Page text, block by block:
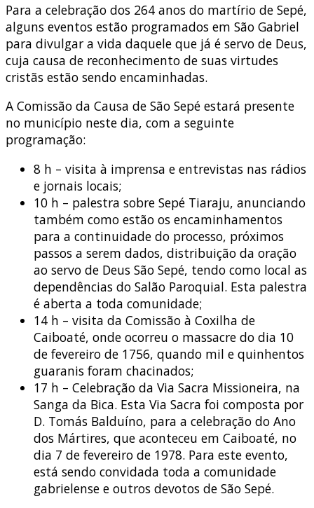
Para a celebração dos 264 anos do martírio de Sepé,
alguns eventos estão programados em São Gabriel
para divulgar a vida daquele que já é servo de Deus,
cuja causa de reconhecimento de suas virtudes
cristãs estão sendo encaminhadas.
A Comissão da Causa de São Sepé estará presente
no município neste dia, com a seguinte
programação:
8 h – visita à imprensa e entrevistas nas rádios
e jornais locais;
10 h – palestra sobre Sepé Tiaraju, anunciando
também como estão os encaminhamentos
para a continuidade do processo, próximos
passos a serem dados, distribuição da oração
ao servo de Deus São Sepé, tendo como local as
dependências do Salão Paroquial. Esta palestra
é aberta a toda comunidade;
14 h – visita da Comissão à Coxilha de
Caiboaté, onde ocorreu o massacre do dia 10
de fevereiro de 1756, quando mil e quinhentos
guaranis foram chacinados;
17 h – Celebração da Via Sacra Missioneira, na
Sanga da Bica. Esta Via Sacra foi composta por
D. Tomás Balduíno, para a celebração do Ano
dos Mártires, que aconteceu em Caiboaté, no
dia 7 de fevereiro de 1978. Para este evento,
está sendo convidada toda a comunidade
gabrielense e outros devotos de São Sepé.